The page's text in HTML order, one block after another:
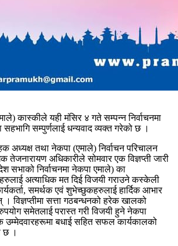
कास्कीले यही मंसिर ४ गते सम्पन्न निर्वाचनमा
सहभागि सम्पुर्णलाई धन्यवाद व्यक्त गरेको छ ।
अध्यक्ष तथा नेकपा (एमाले) निर्वाचन परिचालन
अधिकारीले सोमवार एक विज्ञप्ती जारी
सभाको निर्वाचनमा नेकपा एमाले) का
अत्याधिक मत दिई विजयी गराउने कस्केली
समर्थक एवं शुभेच्छुकहरुलाई हार्दिक आभार
। विज्ञप्तीमा सत्ता गठबन्धनको हरेक खालको
समेतलाई परास्त गरी विजयी हुने नेकपा
उम्मेदवारहरूमा बधाई सहित सफल कार्यकालको
छ ।